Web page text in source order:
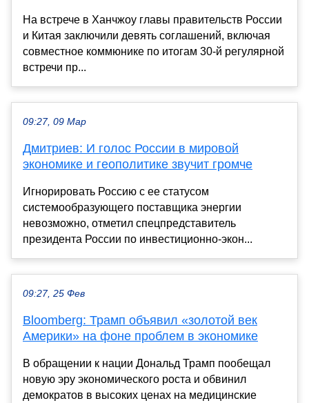
На встрече в Ханчжоу главы правительств России
и Китая заключили девять соглашений, включая
совместное коммюнике по итогам 30-й регулярной
встречи пр...
09:27, 09 Мар
Дмитриев: И голос России в мировой
экономике и геополитике звучит громче
Игнорировать Россию с ее статусом
системообразующего поставщика энергии
невозможно, отметил спецпредставитель
президента России по инвестиционно-экон...
09:27, 25 Фев
Bloomberg: Трамп объявил «золотой век
Америки» на фоне проблем в экономике
В обращении к нации Дональд Трамп пообещал
новую эру экономического роста и обвинил
демократов в высоких ценах на медицинские